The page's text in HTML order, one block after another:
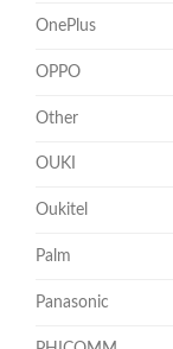
OnePlus
OPPO
Other
OUKI
Oukitel
Palm
Panasonic